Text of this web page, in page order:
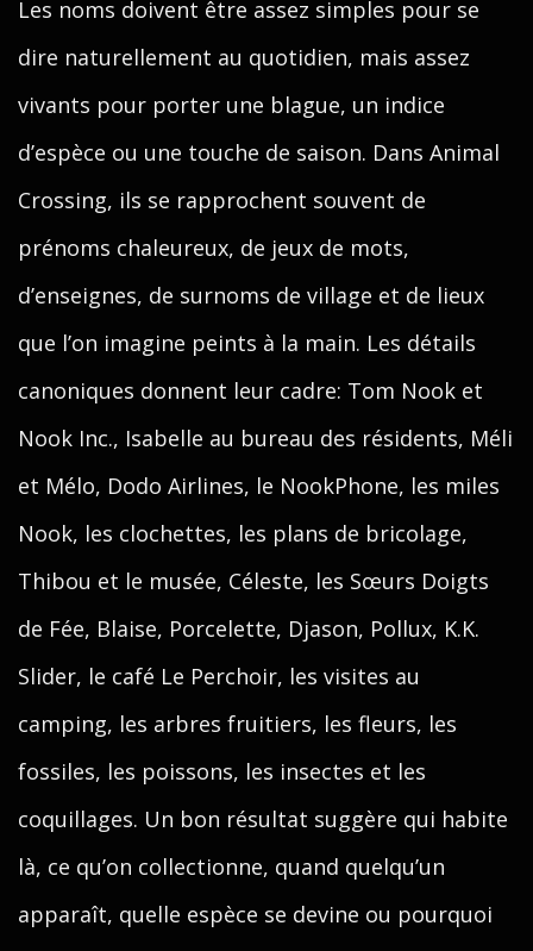
Les noms doivent être assez simples pour se
dire naturellement au quotidien, mais assez
vivants pour porter une blague, un indice
d’espèce ou une touche de saison. Dans Animal
Crossing, ils se rapprochent souvent de
prénoms chaleureux, de jeux de mots,
d’enseignes, de surnoms de village et de lieux
que l’on imagine peints à la main. Les détails
canoniques donnent leur cadre: Tom Nook et
Nook Inc., Isabelle au bureau des résidents, Méli
et Mélo, Dodo Airlines, le NookPhone, les miles
Nook, les clochettes, les plans de bricolage,
Thibou et le musée, Céleste, les Sœurs Doigts
de Fée, Blaise, Porcelette, Djason, Pollux, K.K.
Slider, le café Le Perchoir, les visites au
camping, les arbres fruitiers, les fleurs, les
fossiles, les poissons, les insectes et les
coquillages. Un bon résultat suggère qui habite
là, ce qu’on collectionne, quand quelqu’un
apparaît, quelle espèce se devine ou pourquoi